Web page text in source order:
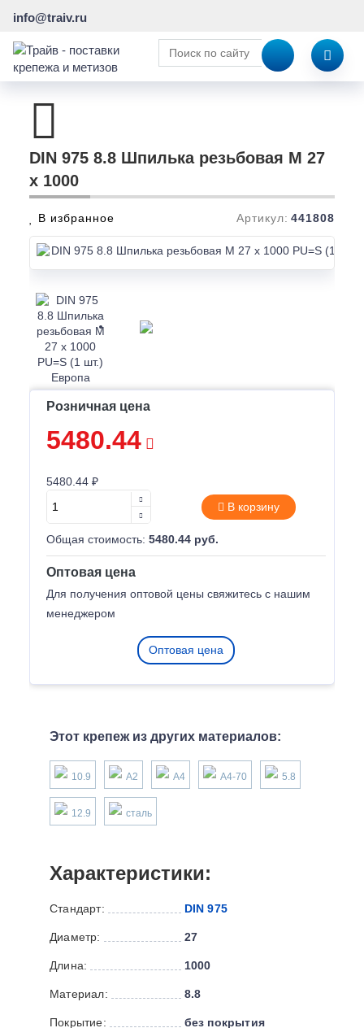
info@traiv.ru
DIN 975 8.8 Шпилька резьбовая M 27
x 1000
В избранное Артикул: 441808
Розничная цена
5480.44
5480.44 ₽
В корзину
Общая стоимость: 5480.44 руб.
Оптовая цена
Для получения оптовой цены свяжитесь с нашим
менеджером
Оптовая цена
Этот крепеж из других материалов:
10.9 А2 А4 А4-70 5.8
12.9 сталь
Характеристики:
Стандарт: DIN 975
Диаметр: 27
Длина: 1000
Материал: 8.8
Покрытие: без покрытия